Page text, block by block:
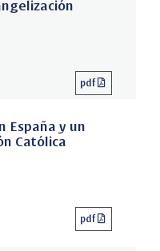
pdf
España y un
Católica
pdf